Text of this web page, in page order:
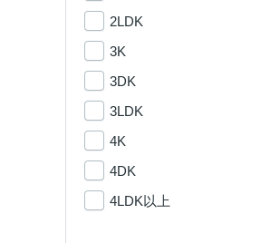
2LDK
3K
3DK
3LDK
4K
4DK
4LDK以上